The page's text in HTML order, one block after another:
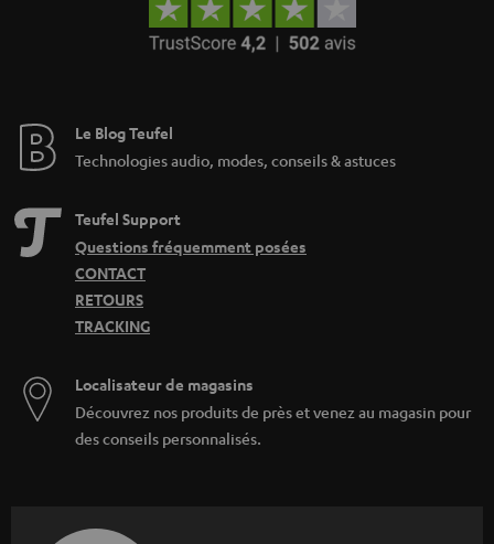
Le Blog Teufel
Technologies audio, modes, conseils & astuces
Teufel Support
Questions fréquemment posées
CONTACT
RETOURS
TRACKING
Localisateur de magasins
Découvrez nos produits de près et venez au magasin pour
des conseils personnalisés.